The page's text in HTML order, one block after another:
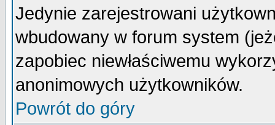
Jedynie zarejestrowani
wbudowany w forum system
zapobiec niewłaściwemu
anonimowych użytkowników.
Powrót do góry